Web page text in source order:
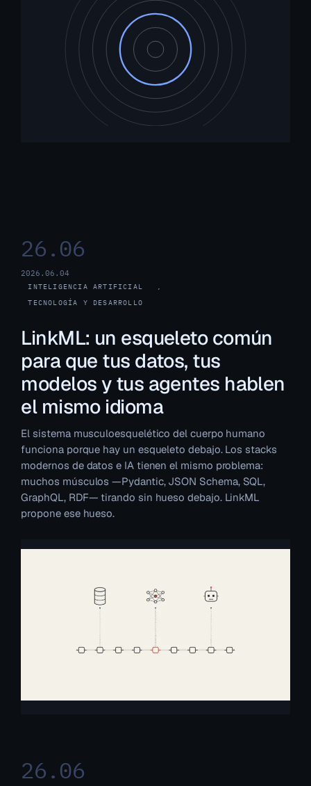
26.06
2026.06.04
INTELIGENCIA ARTIFICIAL
,
TECNOLOGÍA Y DESARROLLO
LinkML: un esqueleto común
para que tus datos, tus
modelos y tus agentes hablen
el mismo idioma
El sistema musculoesquelético del cuerpo humano
funciona porque hay un esqueleto debajo. Los stacks
modernos de datos e IA tienen el mismo problema:
muchos músculos —Pydantic, JSON Schema, SQL,
GraphQL, RDF— tirando sin hueso debajo. LinkML
propone ese hueso.
26.06